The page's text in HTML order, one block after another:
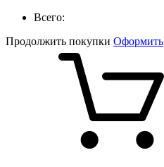
Всего:
Продолжить покупки Оформить